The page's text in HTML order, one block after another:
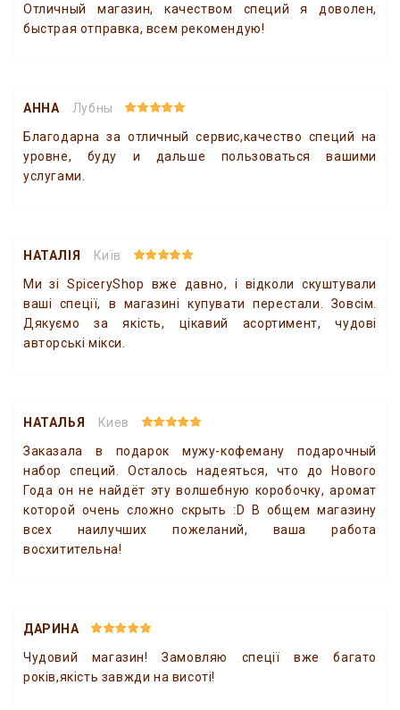
Отличный магазин, качеством специй я доволен,
быстрая отправка, всем рекомендую!
АННА
Лубны
Благодарна за отличный сервис,качество специй на
уровне, буду и дальше пользоваться вашими
услугами.
НАТАЛІЯ
Київ
Ми зі SpiceryShop вже давно, і відколи скуштували
ваші спеції, в магазині купувати перестали. Зовсім.
Дякуємо за якість, цікавий асортимент, чудові
авторські мікси.
НАТАЛЬЯ
Киев
Заказала в подарок мужу-кофеману подарочный
набор специй. Осталось надеяться, что до Нового
Года он не найдёт эту волшебную коробочку, аромат
которой очень сложно скрыть :D В общем магазину
всех наилучших пожеланий, ваша работа
восхитительна!
ДАРИНА
Чудовий магазин! Замовляю спеції вже багато
років,якість завжди на висоті!